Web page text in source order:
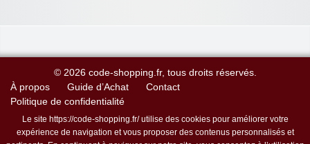
© 2026 code-shopping.fr, tous droits réservés.
À propos
Guide d’Achat
Contact
Politique de confidentialité
Le site https://code-shopping.fr/ utilise des cookies pour améliorer votre
expérience de navigation et vous proposer des contenus personnalisés et